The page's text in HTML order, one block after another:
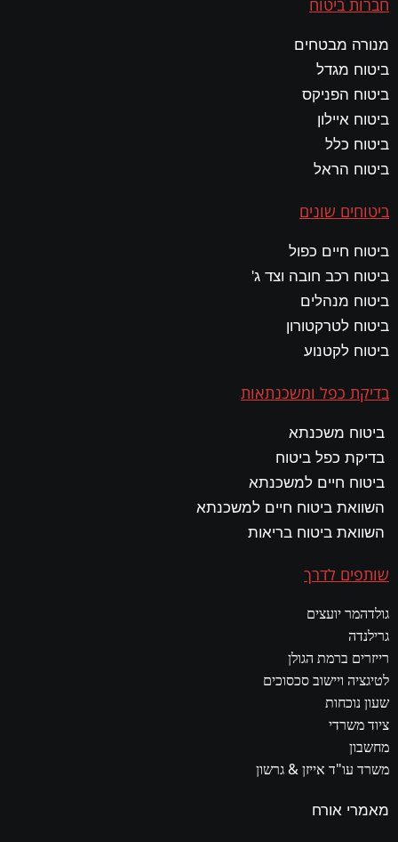
חברות ביטוח
מנורה מבטחים
ביטוח מגדל
ביטוח הפניקס
ביטוח איילון
ביטוח כלל
ביטוח הראל
ביטוחים שונים
ביטוח חיים כפול
ביטוח רכב חובה וצד ג'
ביטוח מנהלים
ביטוח לטרקטורון
ביטוח לקטנוע
בדיקת כפל ומשכנתאות
ביטוח משכנתא
בדיקת כפל ביטוח
ביטוח חיים למשכנתא
השוואת ביטוח חיים למשכנתא
השוואת ביטוח בריאות
שותפים לדרך
גולדהמר יועצים
גרילנדה
רייזרים ברמת הגולן
לטיגציה ויישוב סכסוכים
שעון נוכחות
ציוד משרדי
מחשבון
משרד עו"ד אייזן & גרשון
מאמרי אורח